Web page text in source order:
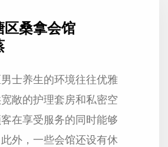
区桑拿会馆
士养生的环境往往优雅
敞的护理套房和私密空
在享受服务的同时能够
外，一些会馆还设有休